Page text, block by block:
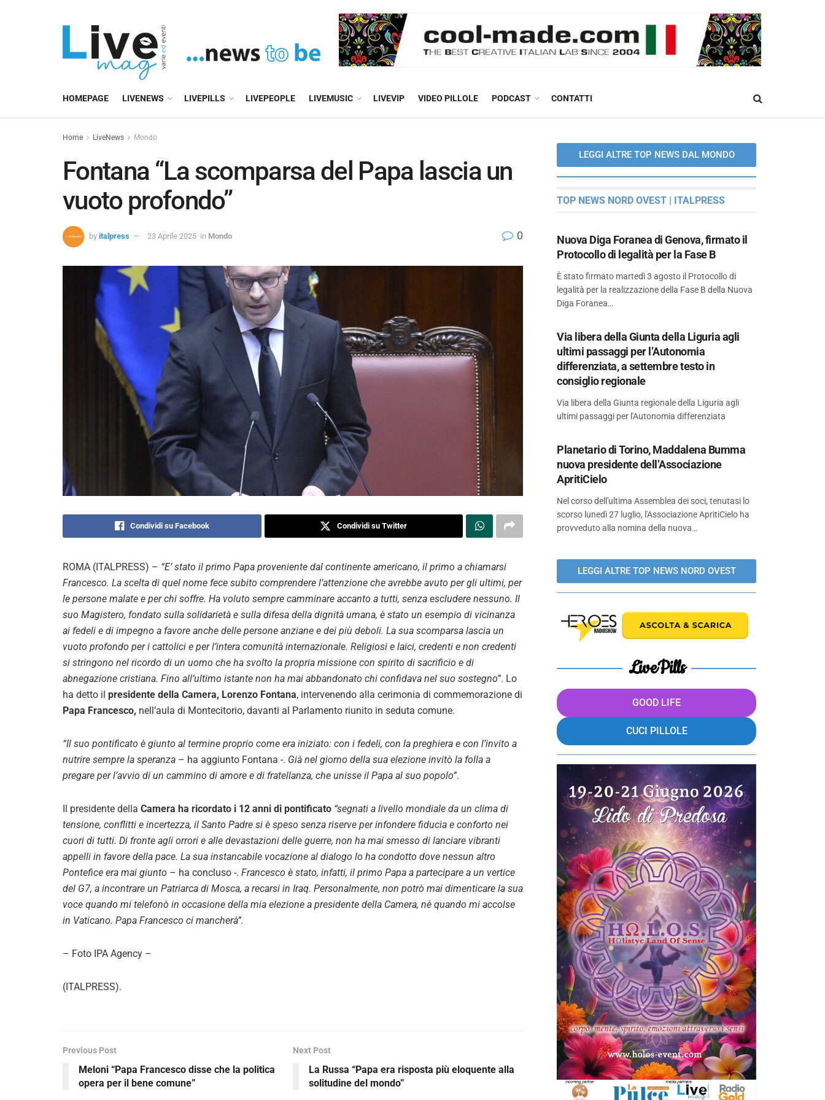
HOMEPAGE LIVENEWS LIVEPILLS LIVEPEOPLE LIVEMUSIC LIVEVIP VIDEO PILLOLE PODCAST CONTATTI
Home LiveNews Mondo
Fontana “La scomparsa del Papa lascia un
vuoto profondo”
by italpress 23 Aprile 2025 in Mondo 0
Condividi su Facebook Condividi su Twitter
ROMA (ITALPRESS) – “E’ stato il primo Papa proveniente dal continente americano, il primo a chiamarsi
Francesco. La scelta di quel nome fece subito comprendere l’attenzione che avrebbe avuto per gli ultimi, per
le persone malate e per chi soffre. Ha voluto sempre camminare accanto a tutti, senza escludere nessuno. Il
suo Magistero, fondato sulla solidarietà e sulla difesa della dignità umana, è stato un esempio di vicinanza
ai fedeli e di impegno a favore anche delle persone anziane e dei più deboli. La sua scomparsa lascia un
vuoto profondo per i cattolici e per l’intera comunità internazionale. Religiosi e laici, credenti e non credenti
si stringono nel ricordo di un uomo che ha svolto la propria missione con spirito di sacrificio e di
abnegazione cristiana. Fino all’ultimo istante non ha mai abbandonato chi confidava nel suo sostegno”. Lo
ha detto il presidente della Camera, Lorenzo Fontana, intervenendo alla cerimonia di commemorazione di
Papa Francesco, nell’aula di Montecitorio, davanti al Parlamento riunito in seduta comune.
“Il suo pontificato è giunto al termine proprio come era iniziato: con i fedeli, con la preghiera e con l’invito a
nutrire sempre la speranza – ha aggiunto Fontana -. Già nel giorno della sua elezione invitò la folla a
pregare per l’avvio di un cammino di amore e di fratellanza, che unisse il Papa al suo popolo”.
Il presidente della Camera ha ricordato i 12 anni di pontificato “segnati a livello mondiale da un clima di
tensione, conflitti e incertezza, il Santo Padre si è speso senza riserve per infondere fiducia e conforto nei
cuori di tutti. Di fronte agli orrori e alle devastazioni delle guerre, non ha mai smesso di lanciare vibranti
appelli in favore della pace. La sua instancabile vocazione al dialogo lo ha condotto dove nessun altro
Pontefice era mai giunto – ha concluso -. Francesco è stato, infatti, il primo Papa a partecipare a un vertice
del G7, a incontrare un Patriarca di Mosca, a recarsi in Iraq. Personalmente, non potrò mai dimenticare la sua
voce quando mi telefonò in occasione della mia elezione a presidente della Camera, nè quando mi accolse
in Vaticano. Papa Francesco ci mancherà”.
– Foto IPA Agency –
(ITALPRESS).
Previous Post
Meloni “Papa Francesco disse che la politica
opera per il bene comune”
Next Post
La Russa “Papa era risposta più eloquente alla
solitudine del mondo”
LEGGI ALTRE TOP NEWS DAL MONDO
TOP NEWS NORD OVEST | ITALPRESS
Nuova Diga Foranea di Genova, firmato il
Protocollo di legalità per la Fase B
È stato firmato martedì 3 agosto il Protocollo di
legalità per la realizzazione della Fase B della Nuova
Diga Foranea…
Via libera della Giunta della Liguria agli
ultimi passaggi per l’Autonomia
differenziata, a settembre testo in
consiglio regionale
Via libera della Giunta regionale della Liguria agli
ultimi passaggi per l'Autonomia differenziata
Planetario di Torino, Maddalena Bumma
nuova presidente dell’Associazione
ApritiCielo
Nel corso dell'ultima Assemblea dei soci, tenutasi lo
scorso lunedì 27 luglio, l'Associazione ApritiCielo ha
provveduto alla nomina della nuova…
LEGGI ALTRE TOP NEWS NORD OVEST
LivePills
GOOD LIFE
CUCI PILLOLE